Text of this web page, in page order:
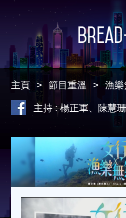
主頁 節目重溫 漁
主持 : 楊正軍、陳慧